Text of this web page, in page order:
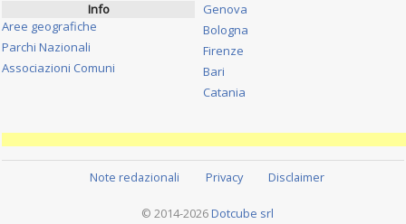
Info
Aree geografiche
Parchi Nazionali
Associazioni Comuni
Genova
Bologna
Firenze
Bari
Catania
Note redazionali Privacy Disclaimer
© 2014-2026 Dotcube srl